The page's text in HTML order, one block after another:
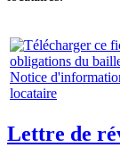
Notice
locataire
Lettre de